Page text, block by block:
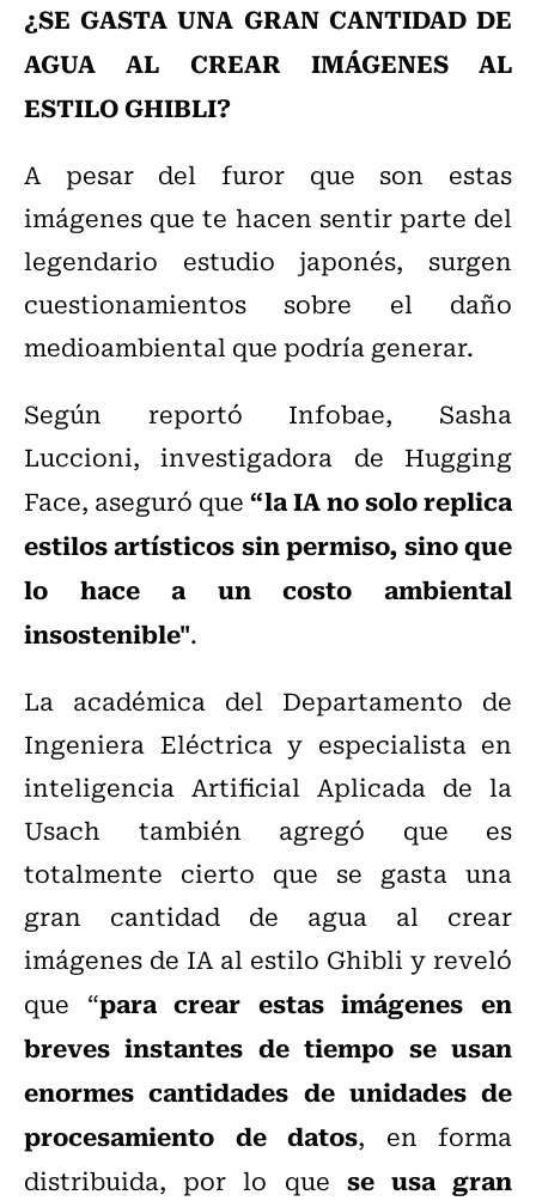
¿SE GASTA UNA GRAN CANTIDAD DE
AGUA AL CREAR IMÁGENES AL
ESTILO GHIBLI?
A pesar del furor que son estas
imágenes que te hacen sentir parte del
legendario estudio japonés, surgen
cuestionamientos sobre el daño
medioambiental que podría generar.
Según reportó Infobae, Sasha
Luccioni, investigadora de Hugging
Face, aseguró que“la IA no solo replica
estilos artísticos sin permiso, sino que
lo hace a un costo ambiental
insostenible".
La académica del Departamento de
Ingeniera Eléctrica y especialista en
inteligencia Artificial Aplicada de la
Usach también agregó que es
totalmente cierto que se gasta una
gran cantidad de agua al crear
imágenes de IA al estilo Ghibli y reveló
que “para crear estas imágenes en
breves instantes de tiempo se usan
enormes cantidades de unidades de
procesamiento de datos, en forma
distribuida, por lo que se usa gran